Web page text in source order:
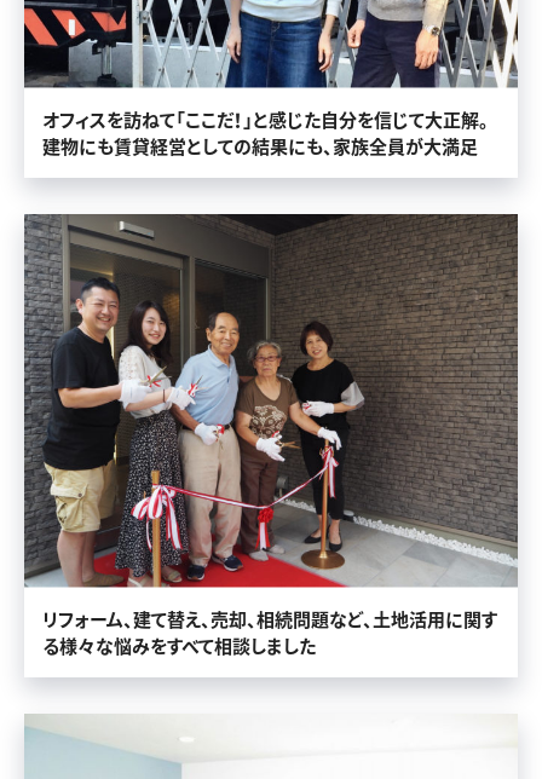
オフィスを訪ねて「ここだ！」と感じた自分を信じて大正解。
建物にも賃貸経営としての結果にも、家族全員が大満足
リフォーム、建て替え、売却、相続問題など、土地活用に関す
る様々な悩みをすべて相談しました